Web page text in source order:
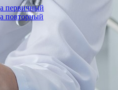
первичный
повторный